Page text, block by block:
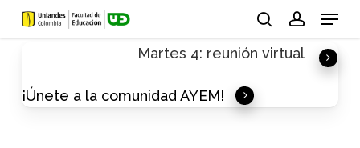
Skip
Menu
Martes 4: reunión virtual
¡Únete a la comunidad AYEM!